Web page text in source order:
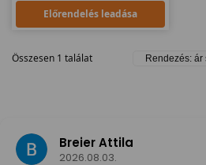
Előrendelés leadása
Összesen 1 találat
Breier Attila
2026.08.03.